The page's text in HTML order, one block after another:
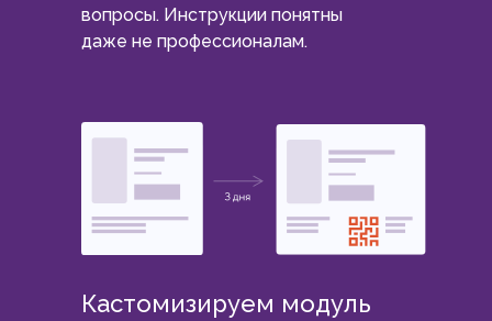
вопросы. Инструкции понятны
даже не профессионалам.
Кастомизируем модуль